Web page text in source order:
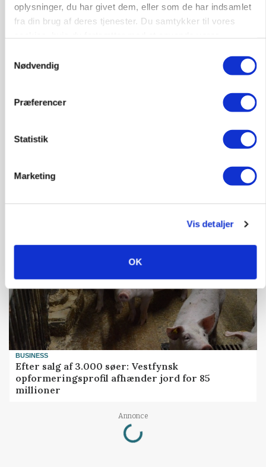
oplysninger, du har givet dem, eller som de har indsamlet
fra din brug af deres tjenester. Du samtykker til vores
Nødvendig
Præferencer
Statistik
Marketing
Vis detaljer
OK
Forud for ny kvælstoflov: Blot ét trepartsprojekt
færdigt i juli
NAVNESTOF
BUSINESS
Efter salg af 3.000 søer: Vestfynsk
opformeringsprofil afhænder jord for 85
millioner
Annonce
Loading...